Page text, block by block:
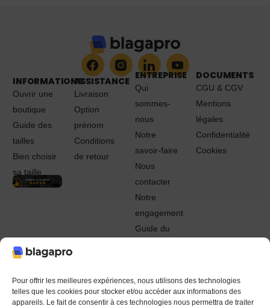
Pour offrir les meilleures expériences, nous utilisons des technologies
telles que les cookies pour stocker et/ou accéder aux informations des
appareils. Le fait de consentir à ces technologies nous permettra de traiter
INFORMATIONS
Ouvrir une
boutique
Guide des
tailles
Bien choisir
sa taille
ASSISTANCE
Livraison
Option
prénom
Conditions
de retour
ENTREPRISE
Qui
sommes-
nous
Notre
savoir-faire
Nous
contacter
Notre
engagement
Guide du
DOCUMENTS
CGU & CGV
Mentions
légales
Confidentialité
Cookies
© 2022 - 2024 Blagapro. Tous droits réservés. Textiles
personnalisés à Orléans